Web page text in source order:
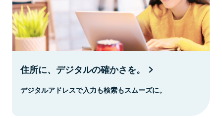
住所に、デジタルの確かさを。
デジタルアドレスで入力も検索もスムーズに。